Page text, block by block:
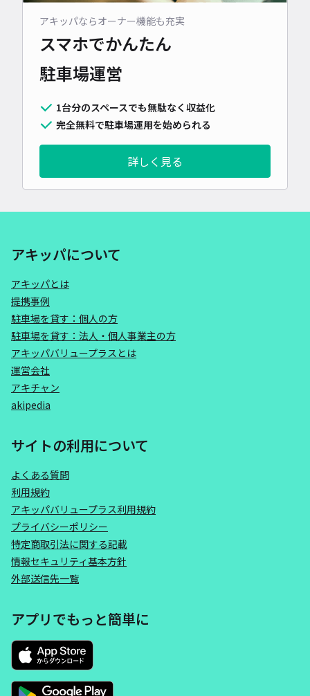
アキッパならオーナー機能も充実
スマホでかんたん
駐車場運営
1台分のスペースでも無駄なく収益化
完全無料で駐車場運用を始められる
詳しく見る
アキッパについて
アキッパとは
提携事例
駐車場を貸す：個人の方
駐車場を貸す：法人・個人事業主の方
アキッパバリュープラスとは
運営会社
アキチャン
akipedia
サイトの利用について
よくある質問
利用規約
アキッパバリュープラス利用規約
プライバシーポリシー
特定商取引法に関する記載
情報セキュリティ基本方針
外部送信先一覧
アプリでもっと簡単に